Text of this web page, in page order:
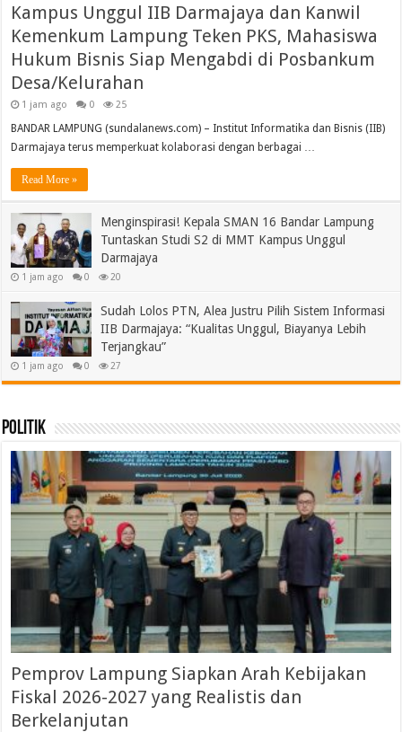
Kampus Unggul IIB Darmajaya dan Kanwil
Kemenkum Lampung Teken PKS, Mahasiswa
Hukum Bisnis Siap Mengabdi di Posbankum
Desa/Kelurahan
1 jam ago 0 25
BANDAR LAMPUNG (sundalanews.com) – Institut Informatika dan Bisnis (IIB)
Darmajaya terus memperkuat kolaborasi dengan berbagai …
Read More »
Menginspirasi! Kepala SMAN 16 Bandar Lampung
Tuntaskan Studi S2 di MMT Kampus Unggul
Darmajaya
1 jam ago 0 20
Sudah Lolos PTN, Alea Justru Pilih Sistem Informasi
IIB Darmajaya: “Kualitas Unggul, Biayanya Lebih
Terjangkau”
1 jam ago 0 27
Politik
Pemprov Lampung Siapkan Arah Kebijakan
Fiskal 2026-2027 yang Realistis dan
Berkelanjutan